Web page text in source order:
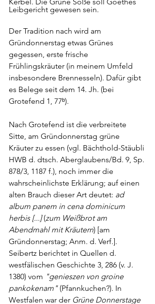
Leibgericht gewesen sein.
Der Tradition nach wird am
Gründonnerstag etwas Grünes
gegessen, erste frische
Frühlingskräuter (in meinem Umfeld
insbesondere Brennesseln). Dafür gibt
es Belege seit dem 14. Jh. (bei
Grotefend 1, 77ᵇ).
Nach Grotefend ist die verbreitete
Sitte, am Gründonnerstag grüne
Kräuter zu essen (vgl. Bächthold-Stäubli
HWB d. dtsch. Aberglaubens/Bd. 9, Sp.
878/3, 1187 f.), noch immer die
wahrscheinlichste Erklärung; auf einen
alten Brauch dieser Art deutet: ad
album panem in cena dominicum
herbis [...] (zum Weißbrot am
Abendmahl mit Kräutern) [am
Gründonnerstag; Anm. d. Verf.].
Seibertz berichtet in Quellen d.
westfälischen Geschichte 3, 286 (v. J.
1380) vom "genieszen von groine
pankokenam" (Pfannkuchen?). In
Westfalen war der Grüne Donnerstage